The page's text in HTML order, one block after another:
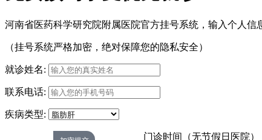
河南省医药科学研究院附属医院官方挂号系统，输入个人信
（挂号系统严格加密，绝对保障您的隐私安全）
就诊姓名:
联系电话:
疾病类型:
门诊时间（无节假日医院）